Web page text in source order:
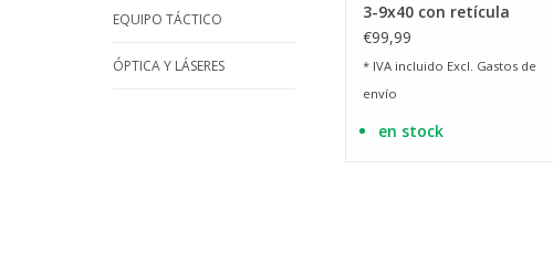
EQUIPO TÁCTICO
ÓPTICA Y LÁSERES
3-9x40 con retícula
iluminada
€99,99
* IVA incluido Excl. Gastos de
envío
en stock